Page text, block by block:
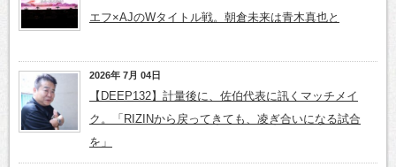
エフ×AJのWタイトル戦。朝倉未来は青木真也と
2026年 7月 04日
【DEEP132】計量後に、佐伯代表に訊くマッチメイ
ク。「RIZINから戻ってきても、凌ぎ合いになる試合
を」